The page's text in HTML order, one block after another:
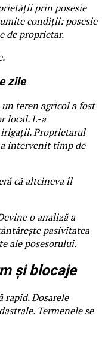
prin posesie
condiții: posesie
de proprietar.
zile
teren agricol a fost
local. L-a
Proprietarul
intervenit timp de
că altcineva îl
o analiză a
pasivitatea
ale posesorului.
și blocaje
rapid. Dosarele
Termenele se